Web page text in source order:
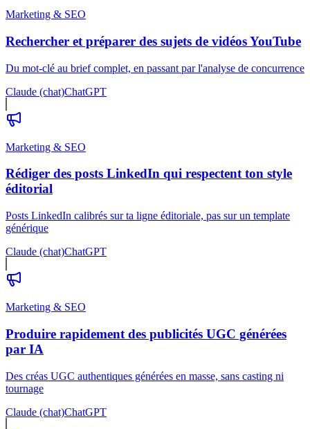
Marketing & SEO
Rechercher et préparer des sujets de vidéos YouTube
Du mot-clé au brief complet, en passant par l'analyse de concurrence
Claude (chat)ChatGPT
Marketing & SEO
Rédiger des posts LinkedIn qui respectent ton style
éditorial
Posts LinkedIn calibrés sur ta ligne éditoriale, pas sur un template
générique
Claude (chat)ChatGPT
Marketing & SEO
Produire rapidement des publicités UGC générées
par IA
Des créas UGC authentiques générées en masse, sans casting ni
tournage
Claude (chat)ChatGPT